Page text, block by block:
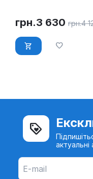
грн.3 630 грн.4
актуальні